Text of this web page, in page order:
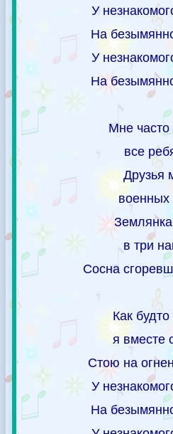
У
На
У
На
Мне часто
все
Друзья
военных
в три
Сосна
Как
я вместе
Стою на
У
На